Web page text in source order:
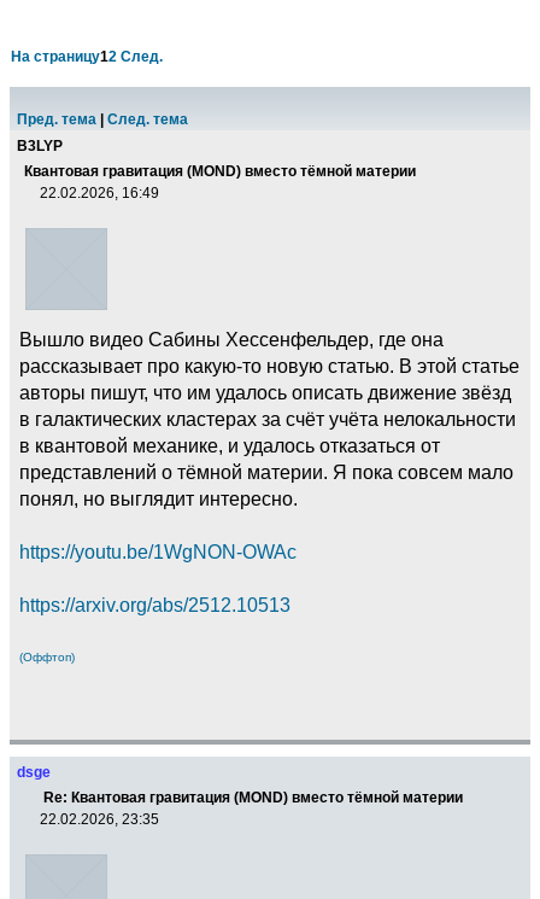
На страницу12 След.
Пред. тема
След. тема
B3LYP
Квантовая гравитация (MOND) вместо тёмной материи
22.02.2026, 16:49
Вышло видео Сабины Хессенфельдер, где она
рассказывает про какую-то новую статью. В этой статье
авторы пишут, что им удалось описать движение звёзд
в галактических кластерах за счёт учёта нелокальности
в квантовой механике, и удалось отказаться от
представлений о тёмной материи. Я пока совсем мало
понял, но выглядит интересно.
https://youtu.be/1WgNON-OWAc
https://arxiv.org/abs/2512.10513
(Оффтоп)
dsge
Re: Квантовая гравитация (MOND) вместо тёмной материи
22.02.2026, 23:35